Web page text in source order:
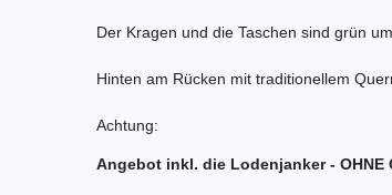
Der Kragen und die Taschen sind grün
Hinten am Rücken mit traditionellem
Achtung:
Angebot inkl. die Lodenjanker -